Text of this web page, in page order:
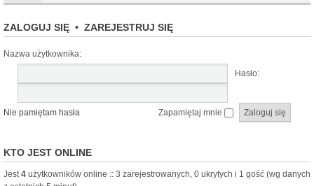
ZALOGUJ SIĘ • ZAREJESTRUJ SIĘ
Nazwa użytkownika:
Hasło:
Nie pamiętam hasła Zapamiętaj mnie
KTO JEST ONLINE
Jest4 użytkowników online :: 3 zarejestrowanych, 0 ukrytych i 1 gość (wg danych